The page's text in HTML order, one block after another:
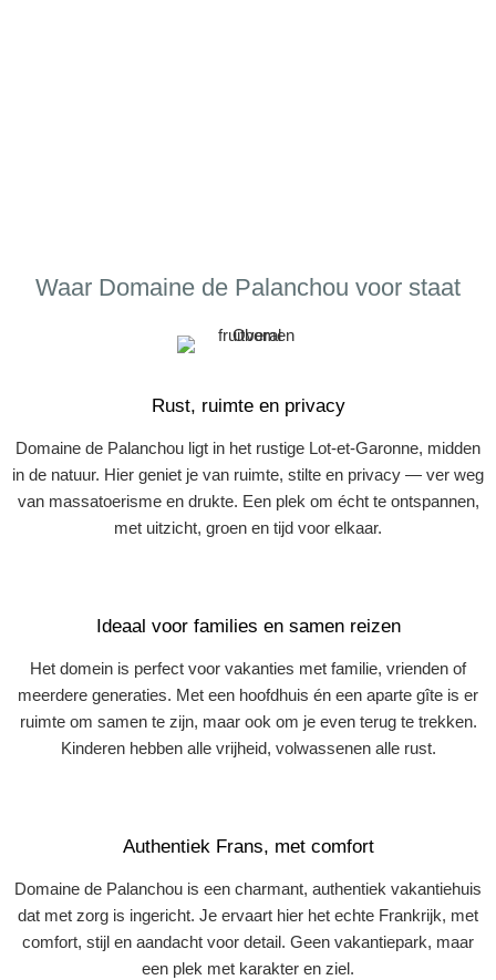
Waar Domaine de Palanchou voor staat
Rust, ruimte en privacy
Domaine de Palanchou ligt in het rustige Lot-et-Garonne, midden
in de natuur. Hier geniet je van ruimte, stilte en privacy — ver weg
van massatoerisme en drukte. Een plek om écht te ontspannen,
met uitzicht, groen en tijd voor elkaar.
Ideaal voor families en samen reizen
Het domein is perfect voor vakanties met familie, vrienden of
meerdere generaties. Met een hoofdhuis én een aparte gîte is er
ruimte om samen te zijn, maar ook om je even terug te trekken.
Kinderen hebben alle vrijheid, volwassenen alle rust.
Authentiek Frans, met comfort
Domaine de Palanchou is een charmant, authentiek vakantiehuis
dat met zorg is ingericht. Je ervaart hier het echte Frankrijk, met
comfort, stijl en aandacht voor detail. Geen vakantiepark, maar
een plek met karakter en ziel.